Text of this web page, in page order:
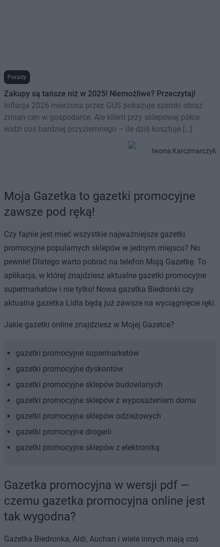
Porady
Zakupy są tańsze niż w 2025! Niemożliwe? Przeczytaj!
Inflacja 2026 mierzona przez GUS pokazuje szeroki obraz
zmian cen w gospodarce. Ale klient przy sklepowej półce
widzi coś bardziej przyziemnego – ile dziś kosztuje […]
Iwona Karczmarczyk
Moja Gazetka to gazetki promocyjne
zawsze pod ręką!
Czy fajnie jest mieć wszystkie najważniejsze gazetki
promocyjne popularnych sklepów w jednym miejscu? No
pewnie! Dlatego warto pobrać na telefon Moją Gazetkę. To
aplikacja, w której znajdziesz aktualne gazetki promocyjne
supermarketów i nie tylko! Nowa gazetka Biedronki czy
aktualna gazetka Lidla będą już zawsze na wyciągnięcie ręki.
Jakie gazetki online znajdziesz w Mojej Gazetce?
gazetki promocyjne supermarketów
gazetki promocyjne dyskontów
gazetki promocyjne sklepów budowlanych
gazetki promocyjne sklepów z wyposażeniem domu
gazetki promocyjne sklepów odzieżowych
gazetki promocyjne drogerii
gazetki promocyjne sklepów z elektroniką
Gazetka promocyjna w wersji pdf —
czemu gazetka promocyjna online jest
tak wygodna?
Gazetka Biedronka, Aldi, Auchan i wiele innych mają coś